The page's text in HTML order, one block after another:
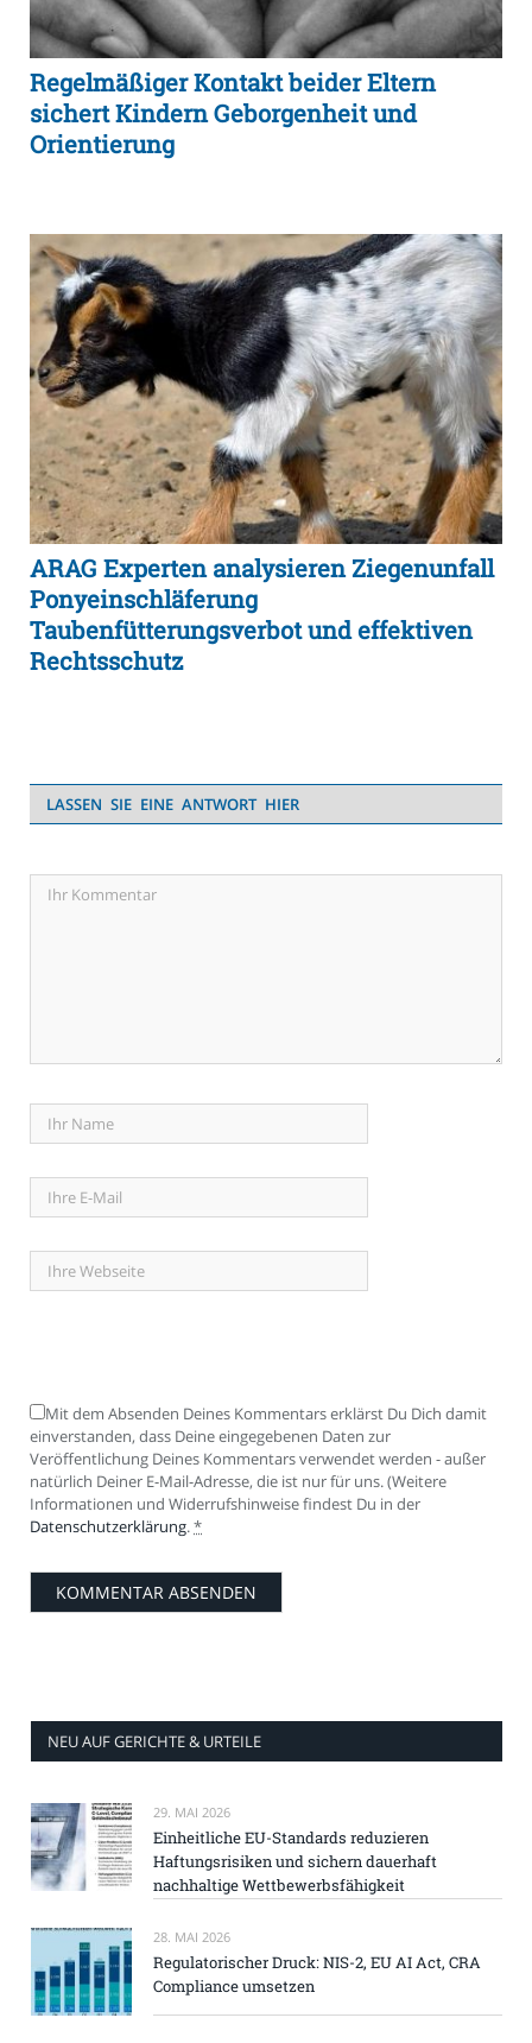
Regelmäßiger Kontakt beider Eltern
sichert Kindern Geborgenheit und
Orientierung
ARAG Experten analysieren Ziegenunfall
Ponyeinschläferung
Taubenfütterungsverbot und effektiven
Rechtsschutz
LASSEN SIE EINE ANTWORT HIER
Mit dem Absenden Deines Kommentars erklärst Du Dich damit
einverstanden, dass Deine eingegebenen Daten zur
Veröffentlichung Deines Kommentars verwendet werden - außer
natürlich Deiner E-Mail-Adresse, die ist nur für uns. (Weitere
Informationen und Widerrufshinweise findest Du in der
Datenschutzerklärung.*
NEU AUF GERICHTE & URTEILE
29. MAI 2026
Einheitliche EU-Standards reduzieren
Haftungsrisiken und sichern dauerhaft
nachhaltige Wettbewerbsfähigkeit
28. MAI 2026
Regulatorischer Druck: NIS-2, EU AI Act, CRA
Compliance umsetzen